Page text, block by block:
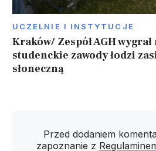
UCZELNIE I INSTYTUCJE
Kraków/ Zespół AGH
studenckie zawody łodzi
słoneczną
Przed dodaniem
zapoznanie z